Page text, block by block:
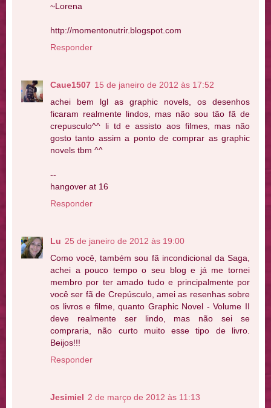
~Lorena
http://momentonutrir.blogspot.com
Responder
Caue1507 15 de janeiro de 2012 às 17:52
achei bem lgl as graphic novels, os desenhos
ficaram realmente lindos, mas não sou tão fã de
crepusculo^^ li td e assisto aos filmes, mas não
gosto tanto assim a ponto de comprar as graphic
novels tbm ^^
--
hangover at 16
Responder
Lu 25 de janeiro de 2012 às 19:00
Como você, também sou fã incondicional da Saga,
achei a pouco tempo o seu blog e já me tornei
membro por ter amado tudo e principalmente por
você ser fã de Crepúsculo, amei as resenhas sobre
os livros e filme, quanto Graphic Novel - Volume II
deve realmente ser lindo, mas não sei se
compraria, não curto muito esse tipo de livro.
Beijos!!!
Responder
Jesimiel 2 de março de 2012 às 11:13